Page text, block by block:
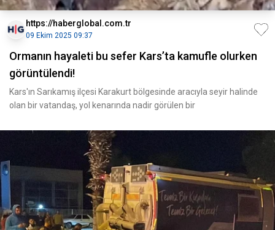
https://haberglobal.com.tr
09 Ekim 2025 09:37
Ormanın hayaleti bu sefer Kars’ta kamufle olurken
görüntülendi!
Kars'ın Sarıkamış ilçesi Karakurt bölgesinde aracıyla seyir halinde
olan bir vatandaş, yol kenarında nadir görülen bir